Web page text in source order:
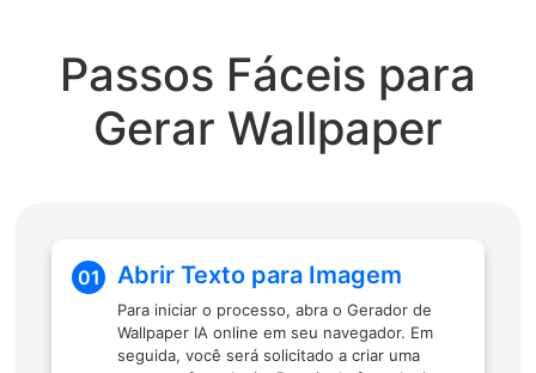
Passos Fáceis para
Gerar Wallpaper
01 Abrir Texto para Imagem
Para iniciar o processo, abra o Gerador de
Wallpaper IA online em seu navegador. Em
seguida, você será solicitado a criar uma